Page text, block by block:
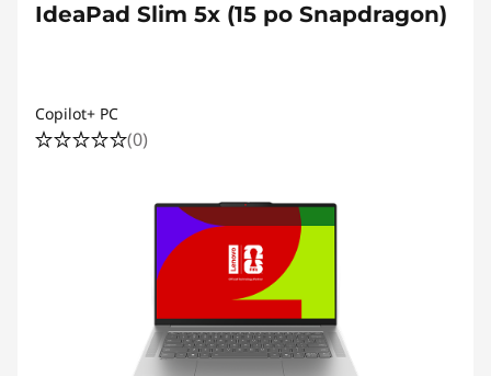
IdeaPad Slim 5x (15 po Snapdragon)
Copilot+ PC
(0)